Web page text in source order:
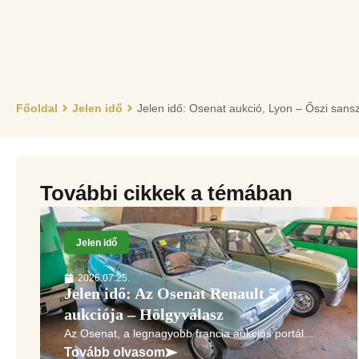
Főoldal Jelen idő Jelen idő: Osenat aukció, Lyon – Őszi
További cikkek a témában
Jelen idő
2026.07.25.
Jelen idő: Az Osenat Renault 5
aukciója – Hölgyválasz
Az Osenat, a legnagyobb francia aukciós portál...
Tovább olvasom